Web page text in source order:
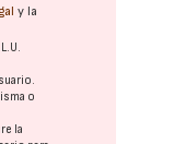
y la
o
la